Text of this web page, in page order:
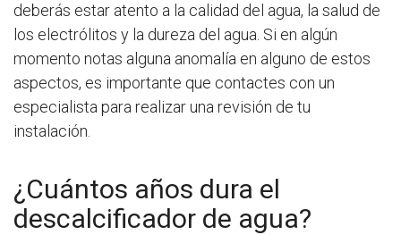
deberás estar atento a la calidad del agua, la salud de
los electrólitos y la dureza del agua. Si en algún
momento notas alguna anomalía en alguno de estos
aspectos, es importante que contactes con un
especialista para realizar una revisión de tu
instalación.
¿Cuántos años dura el
descalcificador de agua?